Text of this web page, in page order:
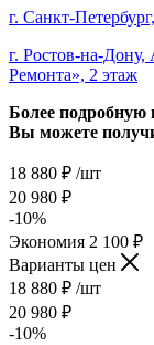
г. Санкт-
г. Ростов-на-
Ремонта», 2 этаж
Более подробную
Вы можете
18 880 ₽ /шт
20 980 ₽
-10%
Экономия 2 100 ₽
Варианты цен
18 880 ₽ /шт
20 980 ₽
-10%